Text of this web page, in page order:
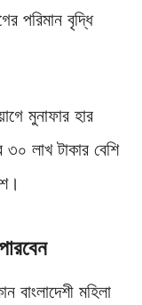
পরিমান বৃদ্ধি
মুনাফার হার
লাখ টাকার বেশি
মহিলা